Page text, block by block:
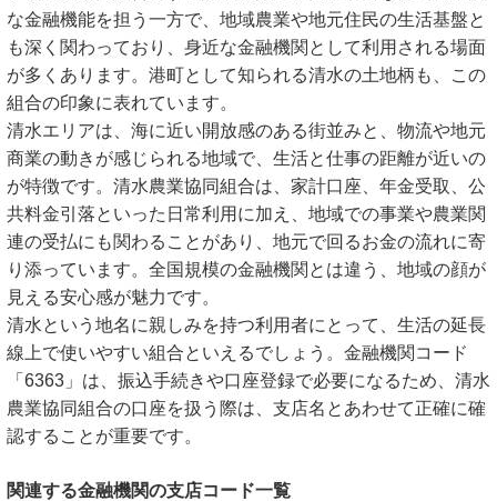
な金融機能を担う一方で、地域農業や地元住民の生活基盤と
も深く関わっており、身近な金融機関として利用される場面
が多くあります。港町として知られる清水の土地柄も、この
組合の印象に表れています。
清水エリアは、海に近い開放感のある街並みと、物流や地元
商業の動きが感じられる地域で、生活と仕事の距離が近いの
が特徴です。清水農業協同組合は、家計口座、年金受取、公
共料金引落といった日常利用に加え、地域での事業や農業関
連の受払にも関わることがあり、地元で回るお金の流れに寄
り添っています。全国規模の金融機関とは違う、地域の顔が
見える安心感が魅力です。
清水という地名に親しみを持つ利用者にとって、生活の延長
線上で使いやすい組合といえるでしょう。金融機関コード
「6363」は、振込手続きや口座登録で必要になるため、清水
農業協同組合の口座を扱う際は、支店名とあわせて正確に確
認することが重要です。
関連する金融機関の支店コード一覧